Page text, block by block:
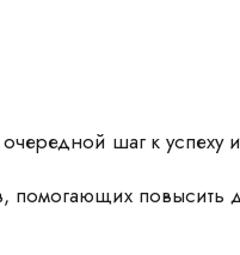
шаг к успеху
повысить